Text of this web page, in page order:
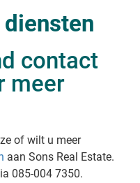
contact
meer
of wilt u meer
aan Sons Real Estate.
085-004 7350.